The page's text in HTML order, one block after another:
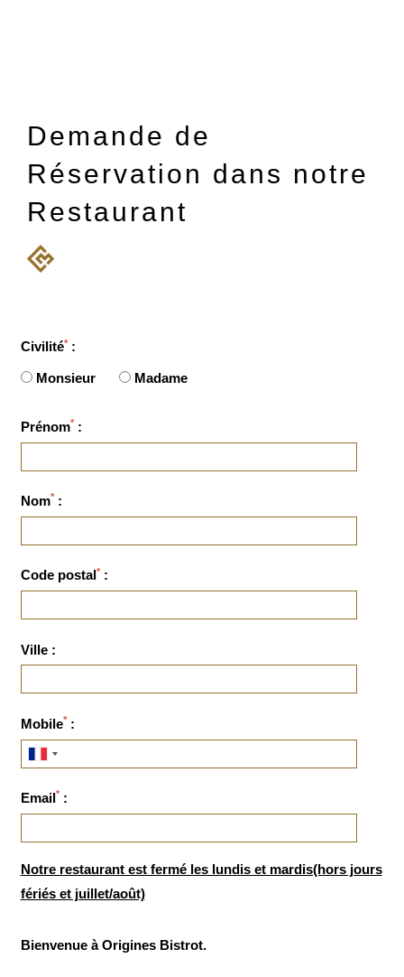
Demande de
Réservation dans notre
Restaurant
Civilité*:
Monsieur Madame
Prénom*:
Nom*:
Code postal*:
Ville :
Mobile*:
Email*:
Notre restaurant est fermé les lundis et mardis(hors jours
fériés et juillet/août)
Bienvenue à Origines Bistrot.